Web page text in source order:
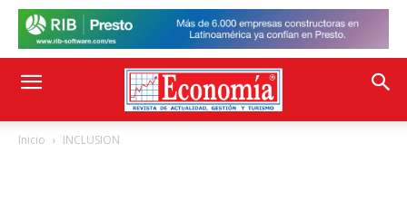
Inicio INCLUSION